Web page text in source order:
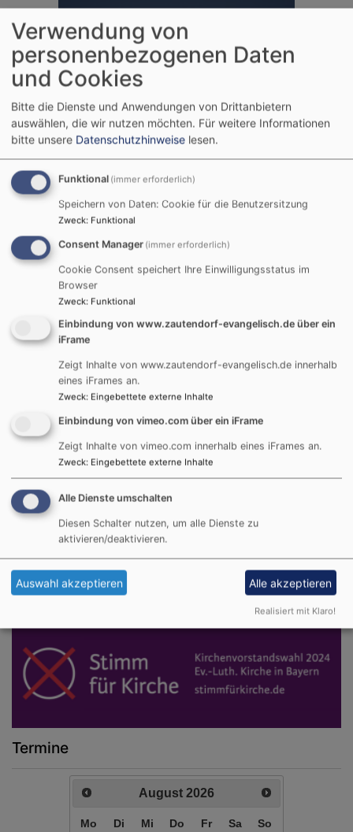
Ostern Bild und Text
Im Oktober ist Kirchenvorstandswahl
Termine
August 2026
Mo Di Mi Do Fr Sa So
Verwendung von
personenbezogenen Daten
und Cookies
Bitte die Dienste und Anwendungen von Drittanbietern
auswählen, die wir nutzen möchten. Für weitere Informationen
bitte unsere Datenschutzhinweise lesen.
Funktional (immer erforderlich)
Speichern von Daten: Cookie für die Benutzersitzung
Zweck: Funktional
Consent Manager (immer erforderlich)
Cookie Consent speichert Ihre Einwilligungsstatus im
Browser
Zweck: Funktional
Einbindung von www.zautendorf-evangelisch.de über ein
iFrame
Zeigt Inhalte von www.zautendorf-evangelisch.de innerhalb
eines iFrames an.
Zweck: Eingebettete externe Inhalte
Einbindung von vimeo.com über ein iFrame
Zeigt Inhalte von vimeo.com innerhalb eines iFrames an.
Zweck: Eingebettete externe Inhalte
Alle Dienste umschalten
Diesen Schalter nutzen, um alle Dienste zu
aktivieren/deaktivieren.
Auswahl akzeptieren Alle akzeptieren
Realisiert mit Klaro!